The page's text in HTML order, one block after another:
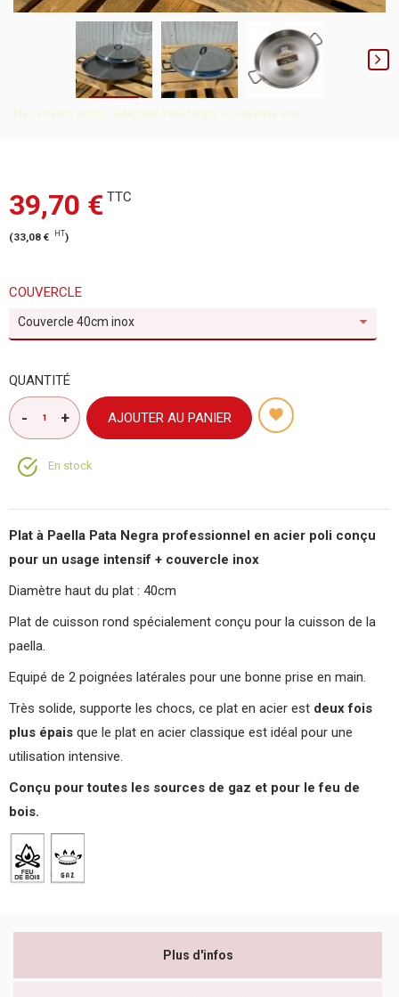
Plat à Paella 40cm - GARCIMA Pata Negra + couvercle inox
39,70 € TTC
(33,08 € HT)
COUVERCLE
Couvercle 40cm inox
QUANTITÉ
AJOUTER AU PANIER
En stock
Plat à Paella Pata Negra professionnel en acier poli conçu
pour un usage intensif + couvercle inox
Diamètre haut du plat : 40cm
Plat de cuisson rond spécialement conçu pour la cuisson de la
paella.
Equipé de 2 poignées latérales pour une bonne prise en main.
Très solide, supporte les chocs, ce plat en acier est deux fois
plus épais que le plat en acier classique est idéal pour une
utilisation intensive.
Conçu pour toutes les sources de gaz et pour le feu de
bois.
Plus d'infos